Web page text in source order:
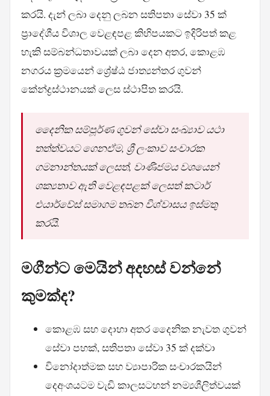
කරයි. දැන් ලබා දෙනු ලබන සතිපතා සේවා 35 ක්
ප්‍රාදේශීය විශාල වෙළඳපළ කිහිපයකට ඉදිරිපත් කළ
හැකි සම්බන්ධතාවයක් ලබා දෙන අතර, කොළඹ
නගරය ක්‍රමයෙන් ශ්‍රේෂ්ඨ ජාත්‍යන්තර ගුවන්
කේන්ද්‍රස්ථානයක් ලෙස ස්ථාපිත කරයි.
දෛනික සම්පූර්ණ ගුවන් සේවා සංඛ්‍යාව යථා
තත්ත්වයට ගෙනඒම, ශ්‍රී ලංකාව සංචාරක
ගමනාන්තයක් ලෙසත්, වාණිජමය වශයෙන්
ශක්‍යතාව ඇති වෙළඳපළක් ලෙසත් කටාර්
එයාර්වේස් සමාගම තබන විශ්වාසය ඉස්මතු
කරයි.
මගීන්ට මෙයින් අදහස් වන්නේ
කුමක්ද?
කොළඹ සහ දොහා අතර දෛනික නැවත ගුවන්
සේවා පහක්, සතිපතා සේවා 35 ක් දක්වා
විනෝදාත්මක සහ ව්‍යාපාරික සංචාරකයින්
දෙඅංශයටම වැඩි කාලසටහන් නම්‍යශීලිත්වයක්